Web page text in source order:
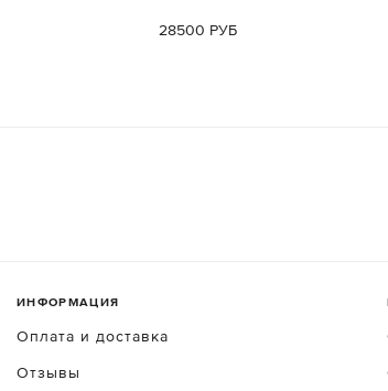
28500 РУБ
ИНФОРМАЦИЯ
Оплата и доставка
Отзывы